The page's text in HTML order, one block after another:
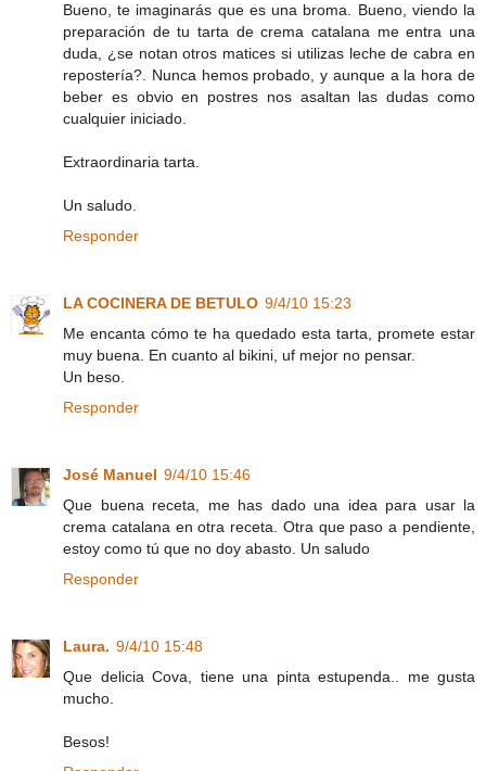
Bueno, te imaginarás que es una broma. Bueno, viendo la
preparación de tu tarta de crema catalana me entra una
duda, ¿se notan otros matices si utilizas leche de cabra en
repostería?. Nunca hemos probado, y aunque a la hora de
beber es obvio en postres nos asaltan las dudas como
cualquier iniciado.
Extraordinaria tarta.
Un saludo.
Responder
LA COCINERA DE BETULO 9/4/10 15:23
Me encanta cómo te ha quedado esta tarta, promete estar
muy buena. En cuanto al bikini, uf mejor no pensar.
Un beso.
Responder
José Manuel 9/4/10 15:46
Que buena receta, me has dado una idea para usar la
crema catalana en otra receta. Otra que paso a pendiente,
estoy como tú que no doy abasto. Un saludo
Responder
Laura. 9/4/10 15:48
Que delicia Cova, tiene una pinta estupenda.. me gusta
mucho.
Besos!